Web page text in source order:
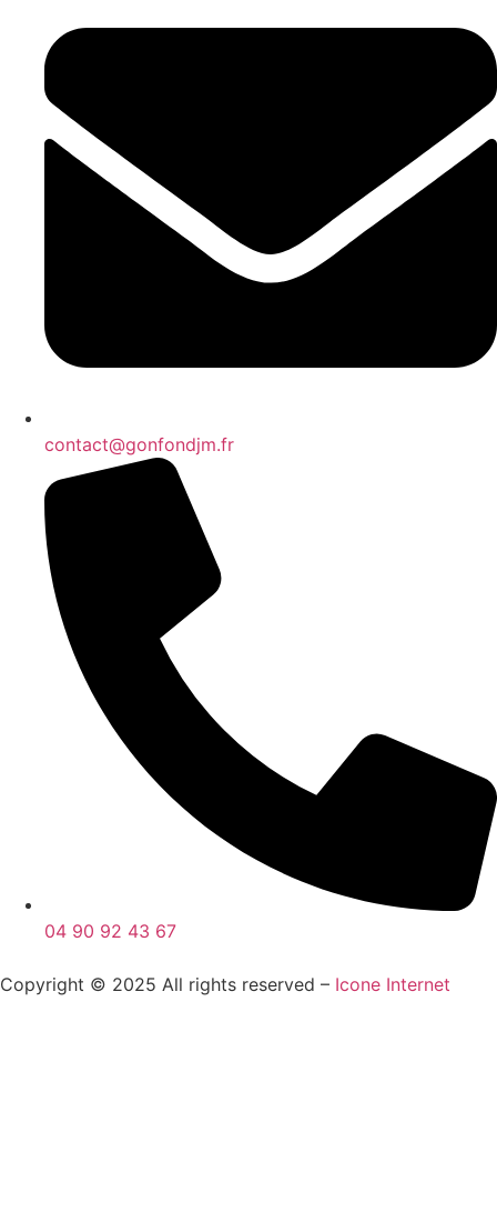
contact@gonfondjm.fr
04 90 92 43 67
Copyright © 2025 All rights reserved – Icone Internet